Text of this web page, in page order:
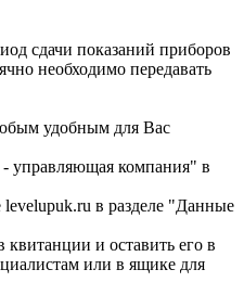
сдачи показаний приборов
необходимо передавать
удобным для Вас
управляющая компания" в
в разделе "Данные
и оставить его в
или в ящике для